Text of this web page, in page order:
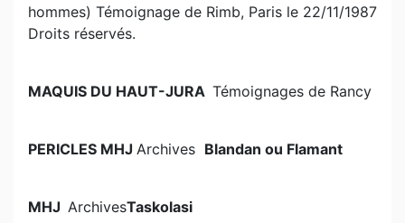
hommes) Témoignage de Rimb, Paris le 22/11/1987
Droits réservés.
MAQUIS DU HAUT-JURA Témoignages de Rancy
PERICLES MHJ Archives Blandan ou Flamant
MHJ ArchivesTaskolasi